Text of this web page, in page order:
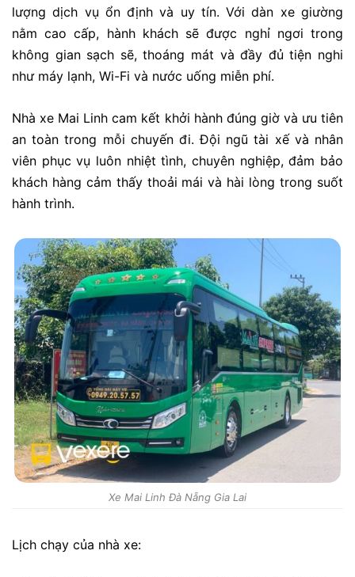
lượng dịch vụ ổn định và uy tín. Với dàn xe giường
nằm cao cấp, hành khách sẽ được nghỉ ngơi trong
không gian sạch sẽ, thoáng mát và đầy đủ tiện nghi
như máy lạnh, Wi-Fi và nước uống miễn phí.
Nhà xe Mai Linh cam kết khởi hành đúng giờ và ưu tiên
an toàn trong mỗi chuyến đi. Đội ngũ tài xế và nhân
viên phục vụ luôn nhiệt tình, chuyên nghiệp, đảm bảo
khách hàng cảm thấy thoải mái và hài lòng trong suốt
hành trình.
Xe Mai Linh Đà Nẵng Gia Lai
Lịch chạy của nhà xe: